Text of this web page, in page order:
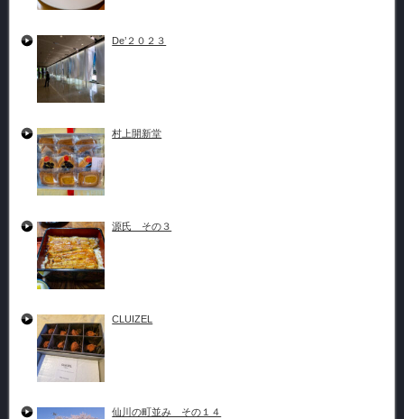
De’２０２３
村上開新堂
源氏 その３
CLUIZEL
仙川の町並み その１４